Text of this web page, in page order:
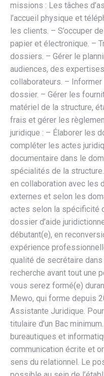
missions : Les tâches
l’accueil physique et
les clients. – S’occuper
papier et électronique. –
dossiers. – Gérer le
audiences, des
collaborateurs. –
dossier. – Gérer les
matériel de la structure,
frais et gérer les
juridique : – Élaborer les
compléter les actes
documentaire dans le
spécialités de la
en collaboration avec les
externes et selon les
actes selon la spécificité
dossier d’aide
débutant(e), en
expérience
qualité de secrétaire
recherche avant tout une
vous serez formé(e)
Mewo, qui forme depuis
Assistante Juridique.
titulaire d’un Bac
bureautiques et
communication écrite et
sens du relationnel. Le